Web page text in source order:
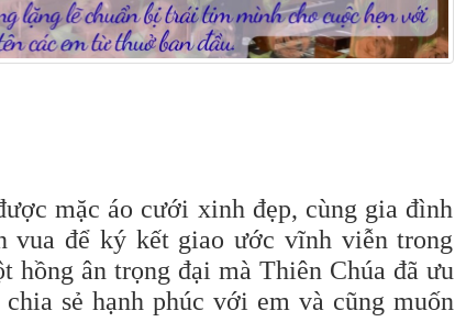
mặc áo cưới xinh đẹp, cùng gia đình
vua để ký kết giao ước vĩnh viễn trong
hồng ân trọng đại mà Thiên Chúa đã ưu
sẻ hạnh phúc với em và cũng muốn